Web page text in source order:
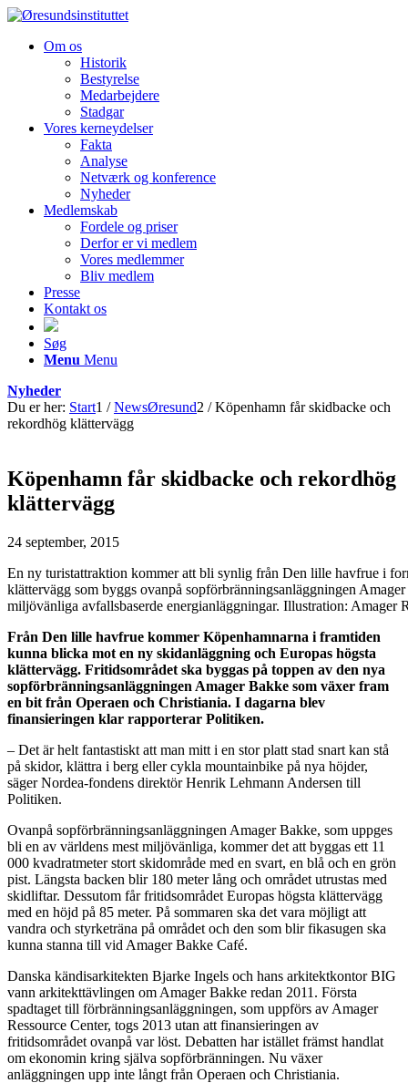
Om os
Historik
Bestyrelse
Medarbejdere
Stadgar
Vores kerneydelser
Fakta
Analyse
Netværk og konference
Nyheder
Medlemskab
Fordele og priser
Derfor er vi medlem
Vores medlemmer
Bliv medlem
Presse
Kontakt os
Søg
Menu Menu
Nyheder
Du er her: Start1 / NewsØresund2 / Köpenhamn får skidbacke och
rekordhög klättervägg
Köpenhamn får skidbacke och rekordhög
klättervägg
24 september, 2015
En ny turistattraktion kommer att bli synlig från Den lille havfrue i
klättervägg som byggs ovanpå sopförbränningsanläggningen
miljövänliga avfallsbaserde energianläggningar. Illustration: Amager
Från Den lille havfrue kommer Köpenhamnarna i framtiden
kunna blicka mot en ny skidanläggning och Europas högsta
klättervägg. Fritidsområdet ska byggas på toppen av den nya
sopförbränningsanläggningen Amager Bakke som växer fram
en bit från Operaen och Christiania. I dagarna blev
finansieringen klar rapporterar Politiken.
– Det är helt fantastiskt att man mitt i en stor platt stad snart kan stå
på skidor, klättra i berg eller cykla mountainbike på nya höjder,
säger Nordea-fondens direktör Henrik Lehmann Andersen till
Politiken.
Ovanpå sopförbränningsanläggningen Amager Bakke, som uppges
bli en av världens mest miljövänliga, kommer det att byggas ett 11
000 kvadratmeter stort skidområde med en svart, en blå och en grön
pist. Längsta backen blir 180 meter lång och området utrustas med
skidliftar. Dessutom får fritidsområdet Europas högsta klättervägg
med en höjd på 85 meter. På sommaren ska det vara möjligt att
vandra och styrketräna på området och den som blir fikasugen ska
kunna stanna till vid Amager Bakke Café.
Danska kändisarkitekten Bjarke Ingels och hans arkitektkontor BIG
vann arkitekttävlingen om Amager Bakke redan 2011. Första
spadtaget till förbränningsanläggningen, som uppförs av Amager
Ressource Center, togs 2013 utan att finansieringen av
fritidsområdet ovanpå var löst. Debatten har istället främst handlat
om ekonomin kring själva sopförbränningen. Nu växer
anläggningen upp inte långt från Operaen och Christiania.